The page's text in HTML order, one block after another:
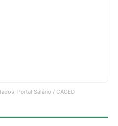
Portal Salário / CAGED